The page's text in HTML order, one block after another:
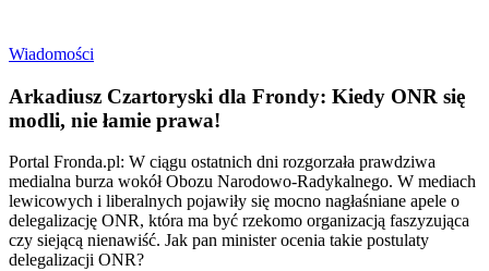
Wiadomości
Arkadiusz Czartoryski dla Frondy: Kiedy ONR się
modli, nie łamie prawa!
Portal Fronda.pl: W ciągu ostatnich dni rozgorzała prawdziwa
medialna burza wokół Obozu Narodowo-Radykalnego. W mediach
lewicowych i liberalnych pojawiły się mocno nagłaśniane apele o
delegalizację ONR, która ma być rzekomo organizacją faszyzująca
czy siejącą nienawiść. Jak pan minister ocenia takie postulaty
delegalizacji ONR?